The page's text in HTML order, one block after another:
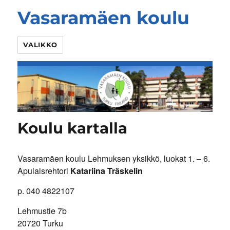
Vasaramäen koulu
VALIKKO
Koulu kartalla
Vasaramäen koulu Lehmuksen yksikkö, luokat 1. – 6.
Apulaisrehtori Katariina Träskelin
p. 040 4822107
Lehmustie 7b
20720 Turku